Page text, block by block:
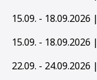
15.09. - 18.09.2026 |
15.09. - 18.09.2026 |
22.09. - 24.09.2026 |